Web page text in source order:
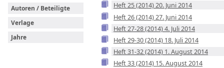
Autoren / Beteiligte
Verlage
Jahre
Heft 25 (2014) 20. Juni 2014
Heft 26 (2014) 27. Juni 2014
Heft 27-28 (2014) 4. Juli 2014
Heft 29-30 (2014) 18. Juli 2014
Heft 31-32 (2014) 1. August 2014
Heft 33 (2014) 15. August 2014